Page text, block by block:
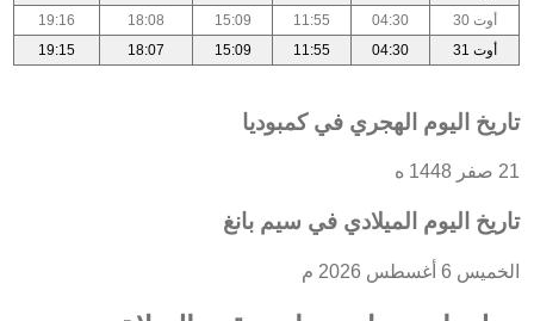
أوت 30
04:30
11:55
15:09
18:08
19:16
أوت 31
04:30
11:55
15:09
18:07
19:15
تاريخ اليوم الهجري في كمبوديا
21 صفر 1448 ه
تاريخ اليوم الميلادي في سيم بانغ
الخميس 6 أغسطس 2026 م